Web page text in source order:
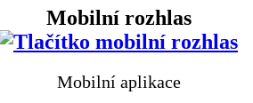
Mobilní rozhlas
Mobilní aplikace